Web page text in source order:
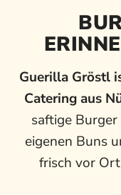
Guerilla Gröstl
Catering aus
saftige
eigenen Buns
frisch vor